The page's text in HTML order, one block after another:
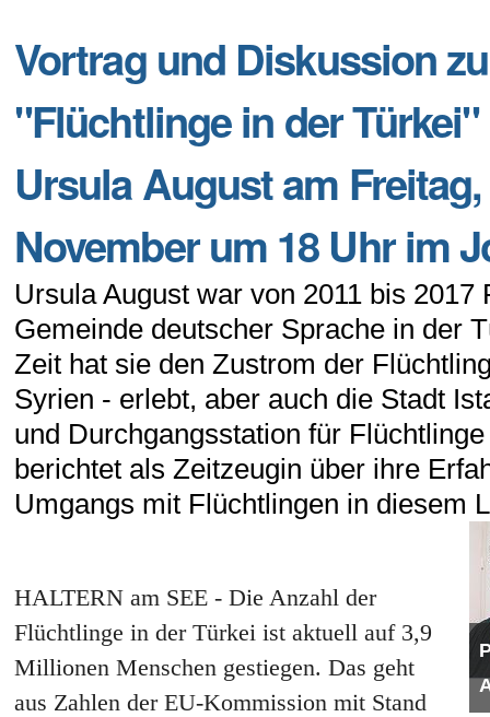
Vortrag und Diskussion
"Flüchtlinge in der
Ursula August am Freitag,
November um 18 Uhr im
Ursula August war von 2011 bis 2017
Gemeinde deutscher Sprache in der
Zeit hat sie den Zustrom der
Syrien - erlebt, aber auch die Stadt
und Durchgangsstation für
berichtet als Zeitzeugin über ihre
Umgangs mit Flüchtlingen in diesem
HALTERN am SEE - Die Anzahl der
Flüchtlinge in der Türkei ist aktuell auf 3,9
Millionen Menschen gestiegen. Das geht
aus Zahlen der EU-Kommission mit Stand